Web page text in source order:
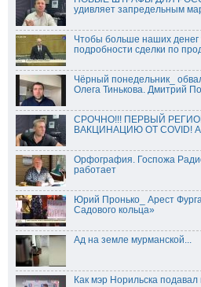
удивляет запредельным
Чтобы больше наших
подробности сделки по
Чёрный понедельник_
Олега Тинькова. Дмитрий
СРОЧНО!!! ПЕРВЫЙ
ВАКЦИНАЦИЮ ОТ
Орфография. Госпожа
работает
Юрий Пронько_ Арест
Садового кольца»
Ад на земле мурманской...
Как мэр Норильска подавал